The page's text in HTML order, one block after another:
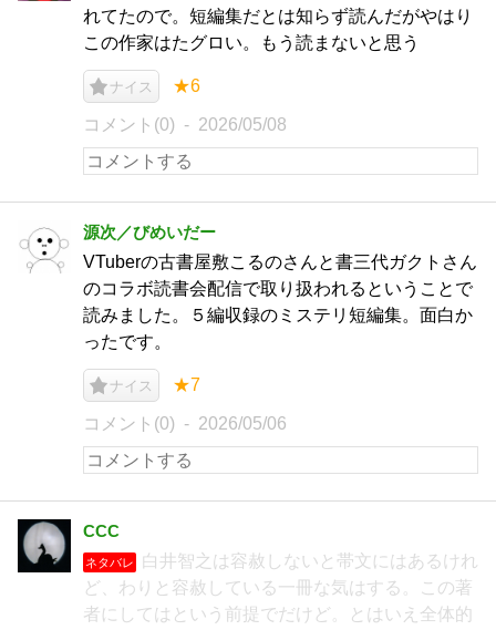
れてたので。短編集だとは知らず読んだがやはり
この作家はたグロい。もう読まないと思う
ナイス ★6
コメント(0) 2026/05/08
源次／びめいだー
VTuberの古書屋敷こるのさんと書三代ガクトさん
のコラボ読書会配信で取り扱われるということで
読みました。５編収録のミステリ短編集。面白か
ったです。
ナイス ★7
コメント(0) 2026/05/06
CCC
ネタバレ
白井智之は容赦しないと帯文にはあるけれ
ど、わりと容赦している一冊な気はする。この著
者にしてはという前提でだけど。とはいえ全体的